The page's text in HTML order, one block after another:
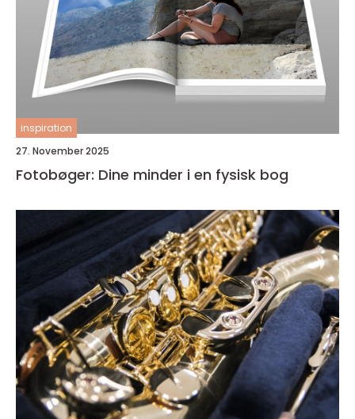
inspiration
27. November 2025
Fotobøger: Dine minder i en fysisk bog